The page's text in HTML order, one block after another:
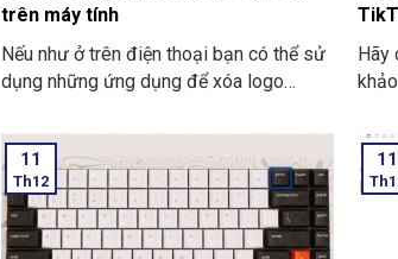
trên máy tính
Nếu như ở trên điện thoại bạn có thể sử
dụng những ứng dụng để xóa logo
thể sử dụng website để hỗ trợ. Bạn
tham khảo các cách xóa logo TikTok ở
trên máy tính ở dưới đây để có thể áp
dụng trong quá trình chỉnh sửa.
Hãy
11
Th12
11